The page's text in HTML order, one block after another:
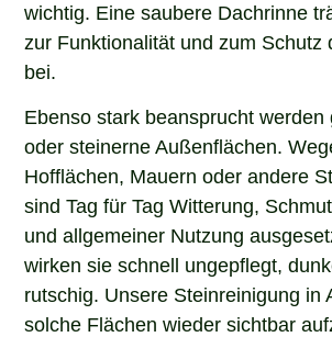
wichtig. Eine saubere Dachrinne
zur Funktionalität und zum Schutz
bei.
Ebenso stark beansprucht werden
oder steinerne Außenflächen.
Hofflächen, Mauern oder andere
sind Tag für Tag Witterung,
und allgemeiner Nutzung
wirken sie schnell ungepflegt,
rutschig. Unsere Steinreinigung in
solche Flächen wieder sichtbar